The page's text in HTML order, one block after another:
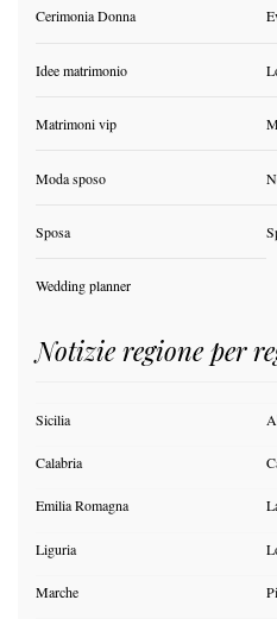
Cerimonia Donna
Idee matrimonio
Matrimoni vip
Moda sposo
Sposa
Wedding planner
Notizie regione per
Sicilia
Calabria
Emilia Romagna
Liguria
Marche